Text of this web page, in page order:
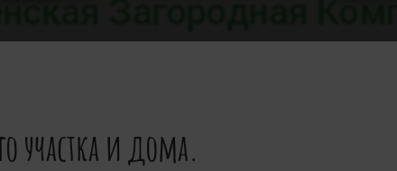
участка и дома.